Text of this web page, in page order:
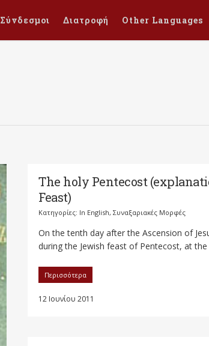
Σύνδεσμοι Διατροφή Other Languages
The holy Pentecost
Feast)
Κατηγορίες: In English, Συναξαριακές Μορφές
On the tenth day after the Ascension of
during the Jewish feast of Pentecost, at the
Περισσότερα
12 Ιουνίου 2011